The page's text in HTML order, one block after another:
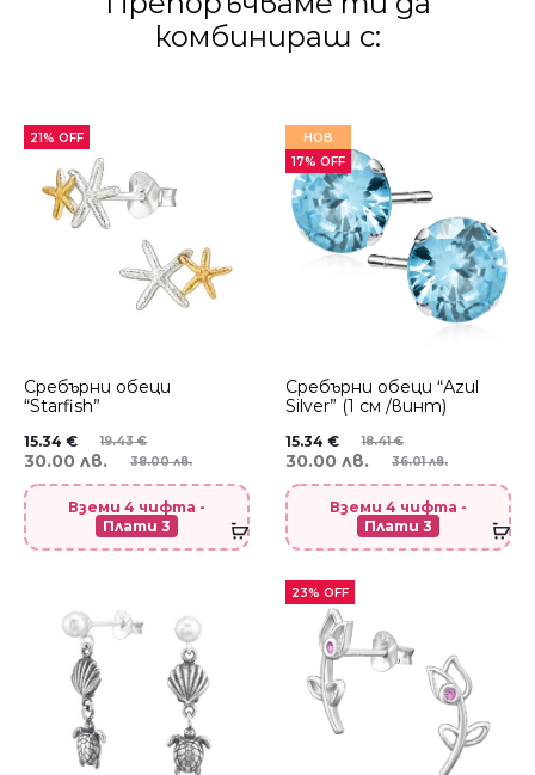
комбинираш с:
21% OFF
Сребърни обеци
“Starfish”
19.43€
15.34 €
38.00 лв.
30.00 лв.
Вземи 4 чифта -
Плати 3
НОВ
17% OFF
Сребърни обеци “Аzul
Silver” (1 см /винт)
18.41€
15.34 €
36.01 лв.
30.00 лв.
Вземи 4 чифта -
Плати 3
23% OFF